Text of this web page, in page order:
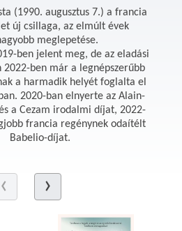
(1990. augusztus 7.) a francia
új csillaga, az elmúlt évek
meglepetése.
ben jelent meg, de az eladási
2022-ben már a legnépszerűbb
a harmadik helyét foglalta el
2020-ban elnyerte az Alain-
a Cezam irodalmi díjat, 2022-
francia regénynek odaítélt
Babelio-díjat.